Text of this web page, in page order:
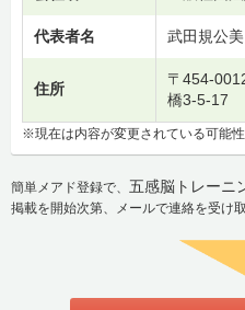
代表者名 武田規公美
住所
〒454-
橋3-5-17
※現在は内容が変更されている可能
簡単メアド登録で、 五感脳トレーニ
掲載を開始次第、メールで連絡を受け取